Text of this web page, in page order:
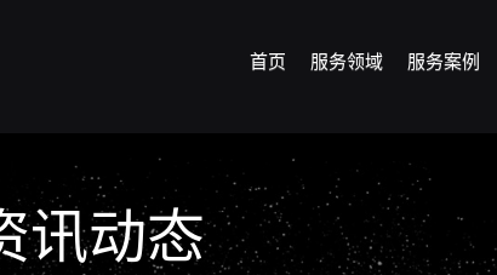
首页 服务领域 服务案例
讯动态